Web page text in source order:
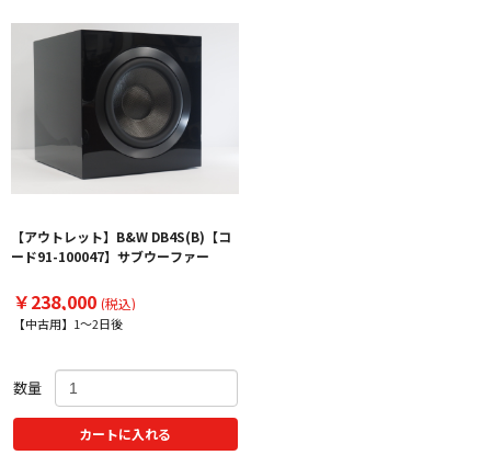
【アウトレット】B&W DB4S(B)【コ
ード91-100047】サブウーファー
￥238,000 (税込)
【中古用】1～2日後
数量
カートに入れる